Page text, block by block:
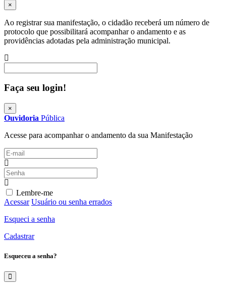
×
Ao registrar sua manifestação, o cidadão receberá um número de
protocolo que possibilitará acompanhar o andamento e as
providências adotadas pela administração municipal.
Faça seu login!
×
Ouvidoria Pública
Acesse para acompanhar o andamento da sua Manifestação
Lembre-me
Acessar Usuário ou senha errados
Esqueci a senha
Cadastrar
Esqueceu a senha?